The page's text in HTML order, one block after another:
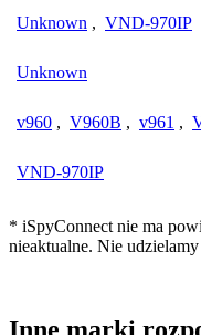
Unknown , VND-970IP
Unknown
v960 , V960B , v961 ,
VND-970IP
* iSpyConnect nie ma
nieaktualne. Nie